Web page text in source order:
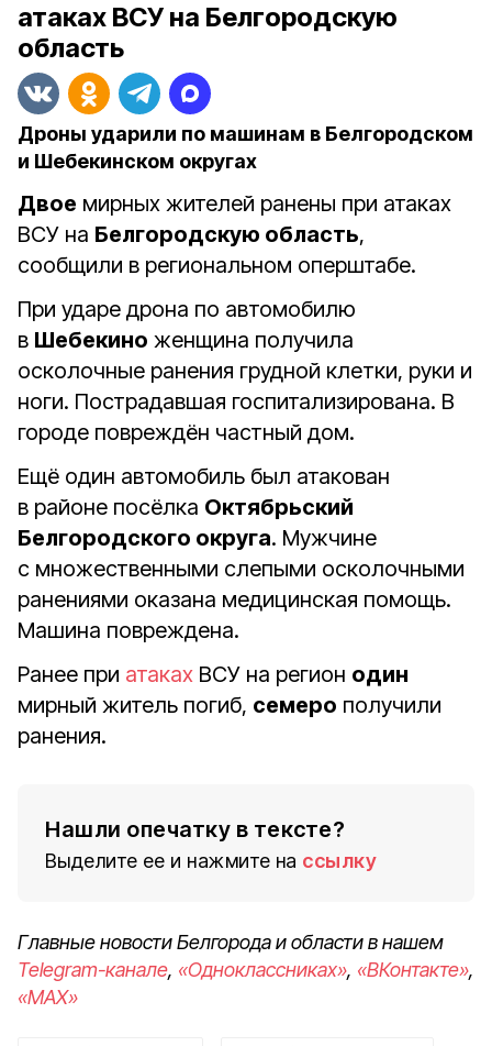
атаках ВСУ на Белгородскую
область
Дроны ударили по машинам в Белгородском
и Шебекинском округах
Двое мирных жителей ранены при атаках
ВСУ на Белгородскую область,
сообщили в региональном оперштабе.
При ударе дрона по автомобилю
в Шебекино женщина получила
осколочные ранения грудной клетки, руки и
ноги. Пострадавшая госпитализирована. В
городе повреждён частный дом.
Ещё один автомобиль был атакован
в районе посёлка Октябрьский
Белгородского округа. Мужчине
с множественными слепыми осколочными
ранениями оказана медицинская помощь.
Машина повреждена.
Ранее при атаках ВСУ на регион один
мирный житель погиб, семеро получили
ранения.
Нашли опечатку в тексте?
Выделите ее и нажмите на ссылку
Главные новости Белгорода и области в нашем
Telegram-канале, «Одноклассниках», «ВКонтакте»,
«MAX»